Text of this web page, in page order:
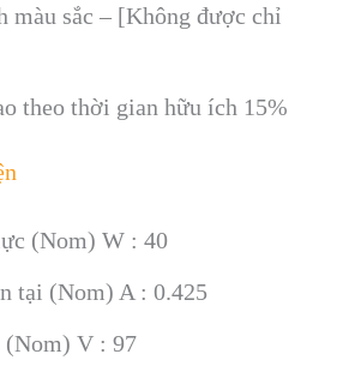
màu sắc – [Không được chỉ
theo thời gian hữu ích 15%
(Nom) W : 40
tại (Nom) A : 0.425
(Nom) V : 97